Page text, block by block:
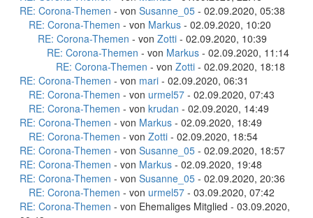
RE: Corona-Themen - von Susanne_05 - 02.09.2020, 05:38
RE: Corona-Themen - von Markus - 02.09.2020, 10:20
RE: Corona-Themen - von Zotti - 02.09.2020, 10:39
RE: Corona-Themen - von Markus - 02.09.2020, 11:14
RE: Corona-Themen - von Zotti - 02.09.2020, 18:18
RE: Corona-Themen - von mari - 02.09.2020, 06:31
RE: Corona-Themen - von urmel57 - 02.09.2020, 07:43
RE: Corona-Themen - von krudan - 02.09.2020, 14:49
RE: Corona-Themen - von Markus - 02.09.2020, 18:49
RE: Corona-Themen - von Zotti - 02.09.2020, 18:54
RE: Corona-Themen - von Susanne_05 - 02.09.2020, 18:57
RE: Corona-Themen - von Markus - 02.09.2020, 19:48
RE: Corona-Themen - von Susanne_05 - 02.09.2020, 20:36
RE: Corona-Themen - von urmel57 - 03.09.2020, 07:42
RE: Corona-Themen - von Ehemaliges Mitglied - 03.09.2020,